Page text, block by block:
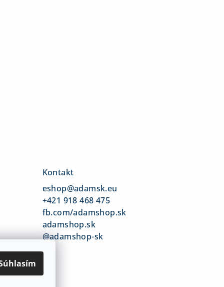
Kontakt
eshop@adamsk.eu
+421 918 468 475
fb.com/adamshop.sk
adamshop.sk
@adamshop-sk